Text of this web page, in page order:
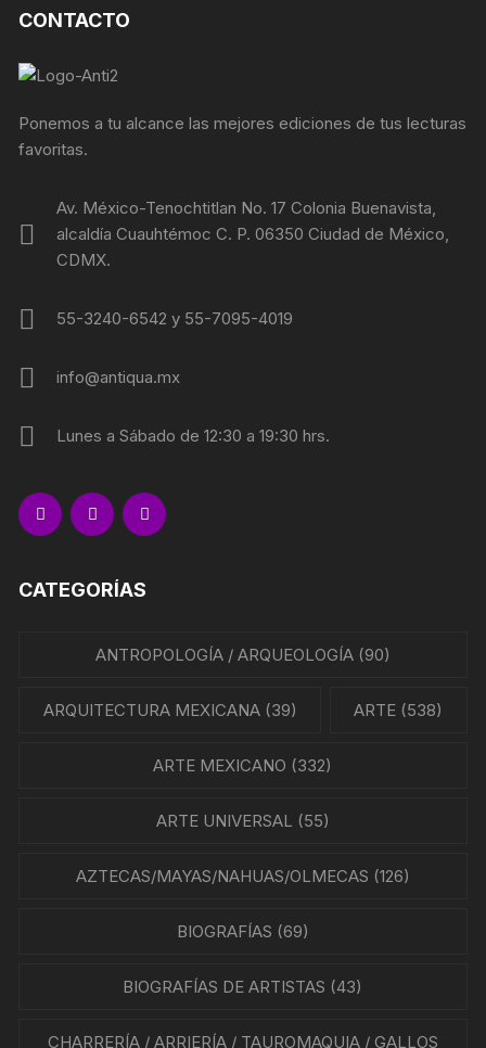
CONTACTO
Ponemos a tu alcance las mejores ediciones de tus lecturas
favoritas.
Av. México-Tenochtitlan No. 17 Colonia Buenavista,
alcaldía Cuauhtémoc C. P. 06350 Ciudad de México,
CDMX.
55-3240-6542 y 55-7095-4019
info@antiqua.mx
Lunes a Sábado de 12:30 a 19:30 hrs.
CATEGORÍAS
ANTROPOLOGÍA / ARQUEOLOGÍA(90)
ARQUITECTURA MEXICANA(39) ARTE (538)
ARTE MEXICANO (332)
ARTE UNIVERSAL (55)
AZTECAS/MAYAS/NAHUAS/OLMECAS (126)
BIOGRAFÍAS (69)
BIOGRAFÍAS DE ARTISTAS (43)
CHARRERÍA / ARRIERÍA / TAUROMAQUIA / GALLOS